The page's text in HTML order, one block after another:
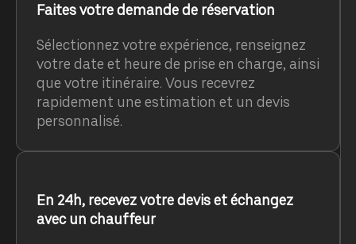
Faites votre demande de réservation
Sélectionnez votre expérience, renseignez
votre date et heure de prise en charge, ainsi
que votre itinéraire. Vous recevrez
rapidement une estimation et un devis
personnalisé.
En 24h, recevez votre devis et échangez
avec un chauffeur